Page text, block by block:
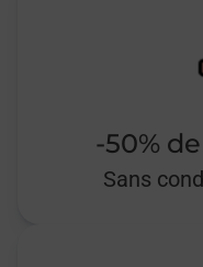
-50%
Sans